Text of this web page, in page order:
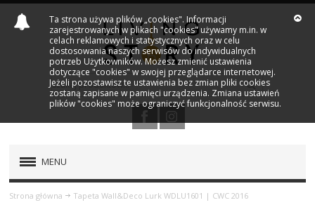
MENU
PRODUKTY
Strona główna Tapeta Wall&Deco Lurk WDLU1601 | CWC 2016
Ta strona używa plików „cookies". Informacji
zarejestrowanych w plikach "cookies" używamy m.in. w
celach reklamowych i statystycznych oraz w celu
dostosowania naszych serwisów do indywidualnych
potrzeb Użytkowników. Możesz zmienić ustawienia
dotyczące "cookies" w swojej przeglądarce internetowej.
Jeżeli pozostawisz te ustawienia bez zmian pliki cookies
zostaną zapisane w pamięci urządzenia. Zmiana ustawień
plików "cookies" może ograniczyć funkcjonalność serwisu.